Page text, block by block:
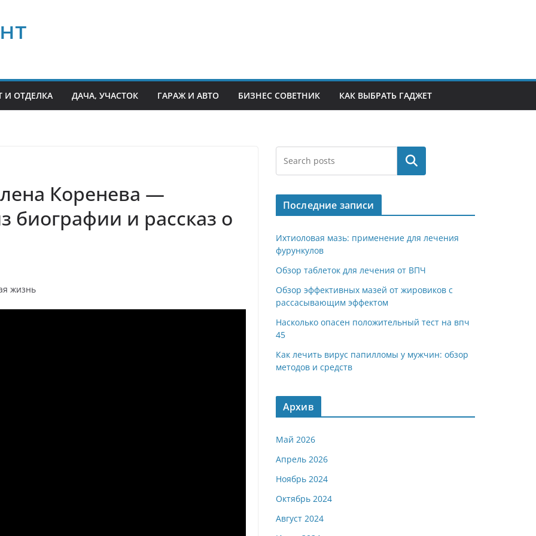
И ОТДЕЛКА ДАЧА, УЧАСТОК ГАРАЖ И АВТО БИЗНЕС СОВЕТНИК КАК ВЫБРАТЬ ГАДЖЕТ
Коренева —
биографии и рассказ о
Поиск
Последние записи
Ихтиоловая мазь: применение для лечения
фурункулов
Обзор таблеток для лечения от ВПЧ
Обзор эффективных мазей от жировиков с
рассасывающим эффектом
Насколько опасен положительный тест на впч
45
Как лечить вирус папилломы у мужчин: обзор
методов и средств
Архив
Май 2026
Апрель 2026
Ноябрь 2024
Октябрь 2024
Август 2024